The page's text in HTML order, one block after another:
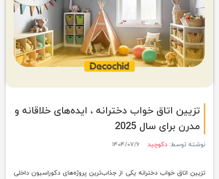
تزیین اتاق خواب دخترانه ، ایده‌های خلاقانه و
مدرن برای سال 2025
نوشته توسط: دکوچید ۱۴۰۴/۰۷/۶
تزیین اتاق خواب دخترانه یکی از جذاب‌ترین پروژه‌های دکوراسیون داخلی